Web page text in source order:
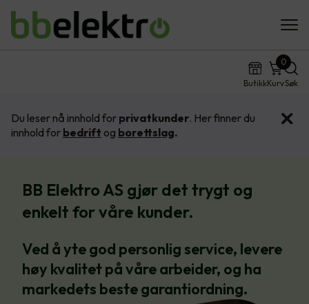
ButikkKurv
0
Søk
Du leser nå innhold for privatkunder. Her finner du
innhold for bedrift og borettslag.
BB Elektro AS gjør det trygt og
enkelt for våre kunder.
Ved å yte god personlig service, levere
høy kvalitet på våre arbeider, og ha
markedets beste garantiordning.